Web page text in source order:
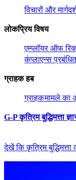
विचारों और
लोकप्रिय विषय​​
एम्प्लॉयर ऑफ
कंप्लाएन्स
ग्राहक हब​​
ग्राहक​​मामले का
G-P कृत्रिम बुद्धिमत्ता
देखें कि कृत्रिम